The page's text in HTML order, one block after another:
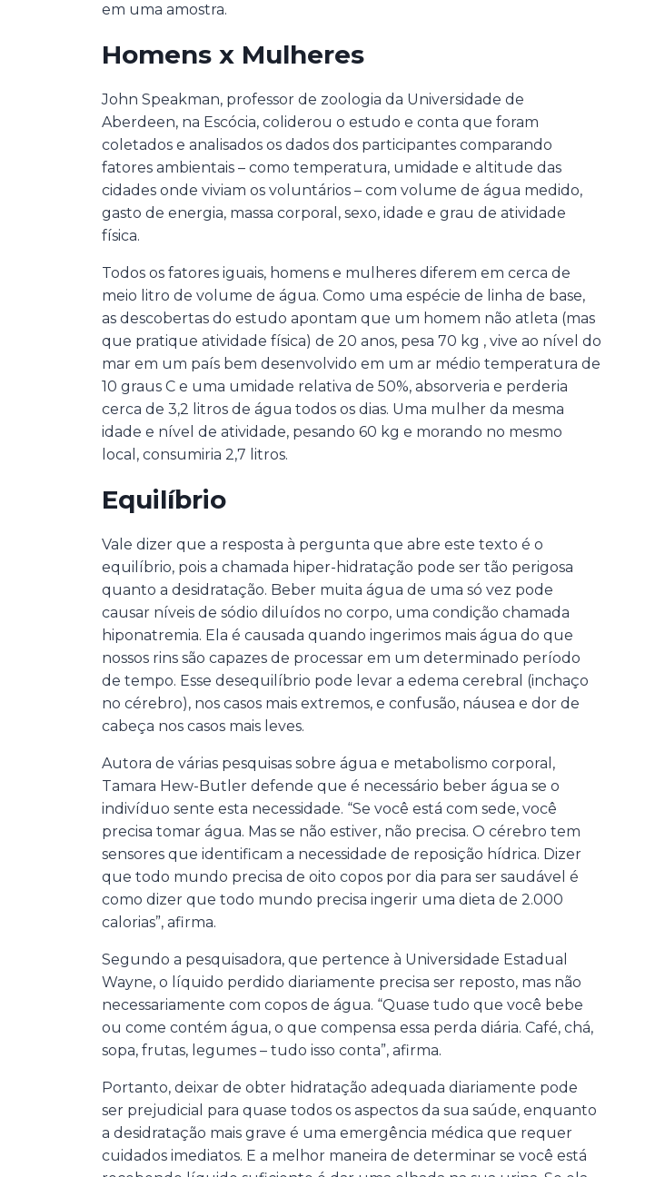
em uma amostra.
Homens x Mulheres
John Speakman, professor de zoologia da Universidade de
Aberdeen, na Escócia, coliderou o estudo e conta que foram
coletados e analisados os dados dos participantes comparando
fatores ambientais – como temperatura, umidade e altitude das
cidades onde viviam os voluntários – com volume de água medido,
gasto de energia, massa corporal, sexo, idade e grau de atividade
física.
Todos os fatores iguais, homens e mulheres diferem em cerca de
meio litro de volume de água. Como uma espécie de linha de base,
as descobertas do estudo apontam que um homem não atleta (mas
que pratique atividade física) de 20 anos, pesa 70 kg , vive ao nível do
mar em um país bem desenvolvido em um ar médio temperatura de
10 graus C e uma umidade relativa de 50%, absorveria e perderia
cerca de 3,2 litros de água todos os dias. Uma mulher da mesma
idade e nível de atividade, pesando 60 kg e morando no mesmo
local, consumiria 2,7 litros.
Equilíbrio
Vale dizer que a resposta à pergunta que abre este texto é o
equilíbrio, pois a chamada hiper-hidratação pode ser tão perigosa
quanto a desidratação. Beber muita água de uma só vez pode
causar níveis de sódio diluídos no corpo, uma condição chamada
hiponatremia. Ela é causada quando ingerimos mais água do que
nossos rins são capazes de processar em um determinado período
de tempo. Esse desequilíbrio pode levar a edema cerebral (inchaço
no cérebro), nos casos mais extremos, e confusão, náusea e dor de
cabeça nos casos mais leves.
Autora de várias pesquisas sobre água e metabolismo corporal,
Tamara Hew-Butler defende que é necessário beber água se o
indivíduo sente esta necessidade. “Se você está com sede, você
precisa tomar água. Mas se não estiver, não precisa. O cérebro tem
sensores que identificam a necessidade de reposição hídrica. Dizer
que todo mundo precisa de oito copos por dia para ser saudável é
como dizer que todo mundo precisa ingerir uma dieta de 2.000
calorias”, afirma.
Segundo a pesquisadora, que pertence à Universidade Estadual
Wayne, o líquido perdido diariamente precisa ser reposto, mas não
necessariamente com copos de água. “Quase tudo que você bebe
ou come contém água, o que compensa essa perda diária. Café, chá,
sopa, frutas, legumes – tudo isso conta”, afirma.
Portanto, deixar de obter hidratação adequada diariamente pode
ser prejudicial para quase todos os aspectos da sua saúde, enquanto
a desidratação mais grave é uma emergência médica que requer
cuidados imediatos. E a melhor maneira de determinar se você está